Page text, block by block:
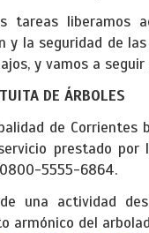
tareas liberamos
y la seguridad de
y vamos a
DE ÁRBOLES
de
prestado por
5555-6864.
una actividad
armónico del